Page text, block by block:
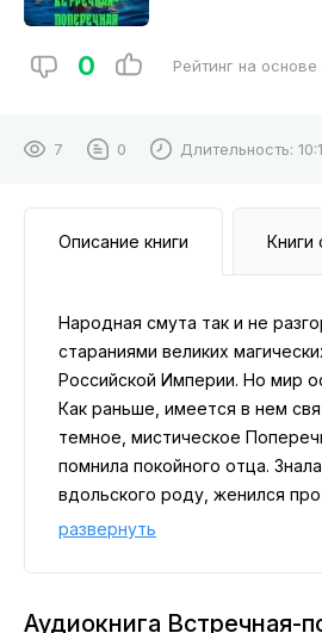
0 Рейтинг на основе
7 0 Длительность:
Описание книги Книги
Народная смута так и не
стараниями великих
Российской Империи. Но мир
Как раньше, имеется в нем
темное, мистическое
помнила покойного отца.
вдольского роду, женился
семья от него отказалась.
красивом городе, далеко не
развернуть
Аудиокнига Встречная-